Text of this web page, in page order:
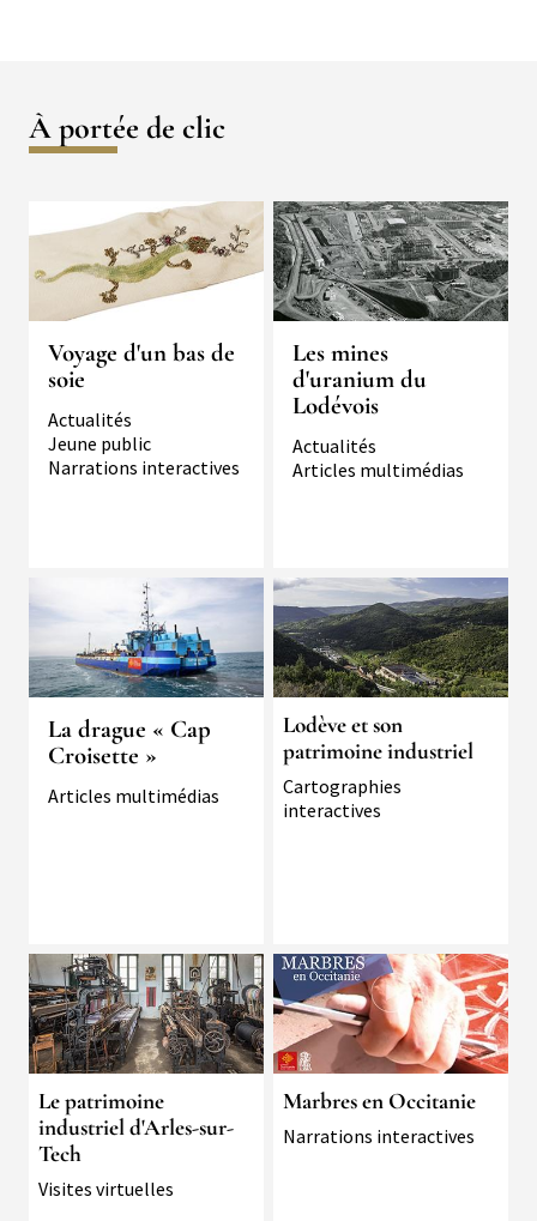
À portée de clic
Voyage d'un bas de
soie
Typologie
Actualités
Jeune public
Narrations interactives
Les mines
d'uranium du
Lodévois
Typologie
Actualités
Articles multimédias
La drague « Cap
Croisette »
Typologie
Articles multimédias
Image
Lodève et son
patrimoine industriel
Typologie
Cartographies
interactives
Image
Le patrimoine
industriel d'Arles-sur-
Tech
Typologie
Visites virtuelles
Image
Marbres en Occitanie
Typologie
Narrations interactives